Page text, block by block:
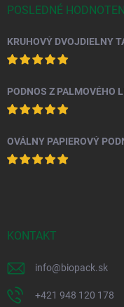
POSLEDNÉ
PODNOS Z PALMOVÉHO
OVÁLNY PAPIEROVÝ
KONTAKT
info@biopack.sk
+421 948 120 178